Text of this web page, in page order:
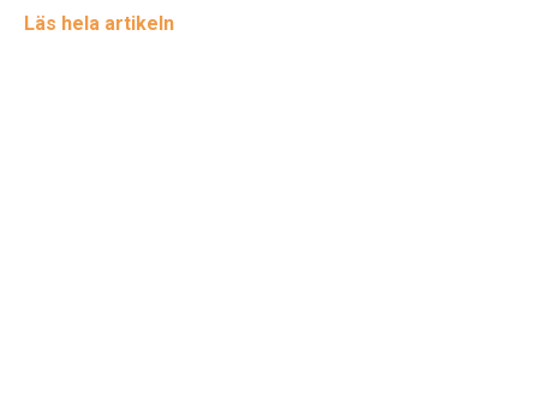
Läs hela artikeln